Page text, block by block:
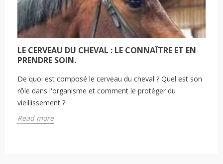
LE CERVEAU DU CHEVAL : LE CONNAÎTRE ET EN
PRENDRE SOIN.
De quoi est composé le cerveau du cheval ? Quel est son
rôle dans l'organisme et comment le protéger du
vieillissement ?
Read more